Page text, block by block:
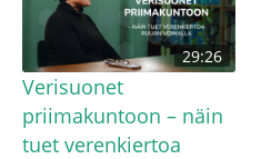
29:26
Verisuonet
priimakuntoon – näin
tuet verenkiertoa